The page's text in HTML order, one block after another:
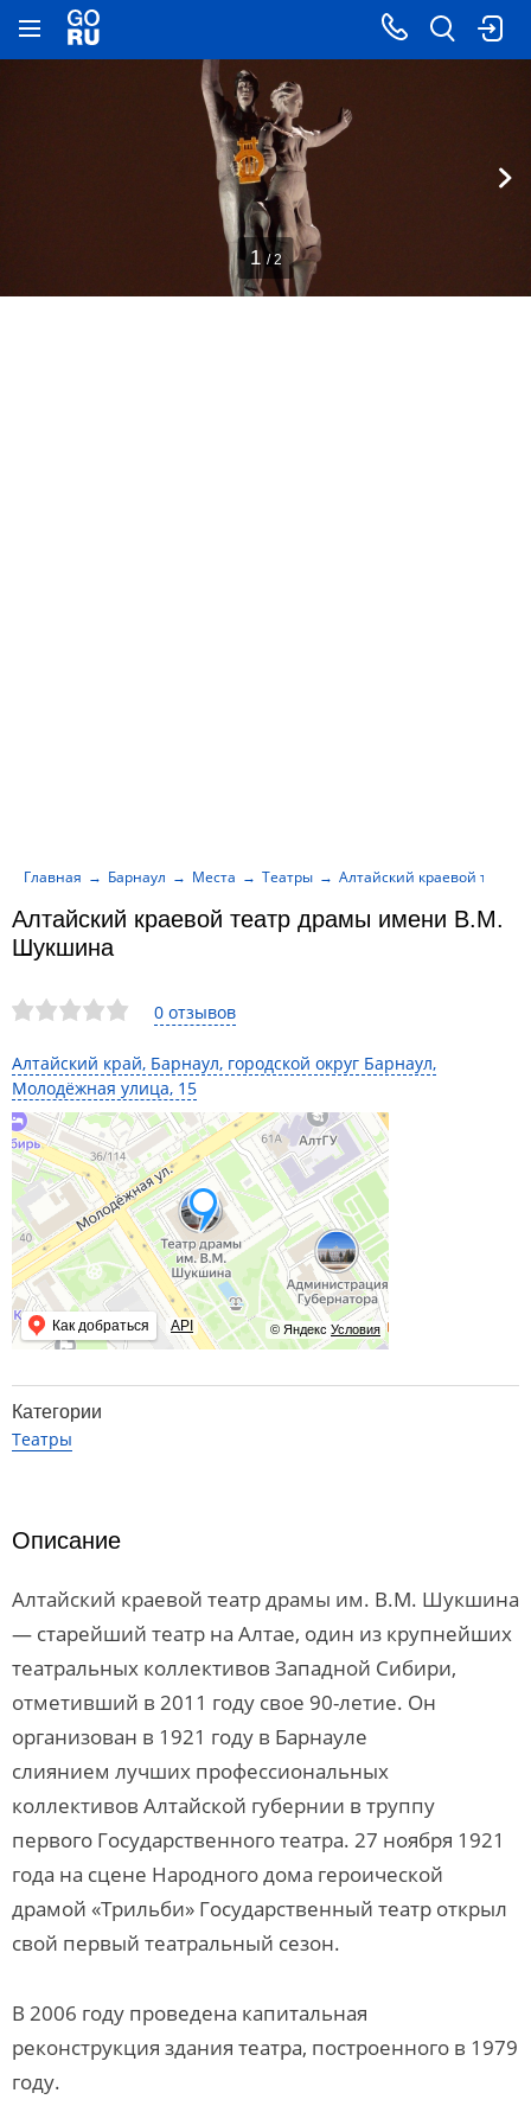
0 отзывов
Алтайский край, Барнаул, городской округ Барнаул,
Молодёжная улица, 15
© Яндекс Условия
Как добраться API
Алтайский краевой театр драмы имени В.М.
Шукшина
Главная Барнаул Места Театры Алтайский краевой
1 / 2
Категории
Театры
Описание
Алтайский краевой театр драмы им. В.М. Шукшина
— старейший театр на Алтае, один из крупнейших
театральных коллективов Западной Сибири,
отметивший в 2011 году свое 90-летие. Он
организован в 1921 году в Барнауле
слиянием лучших профессиональных
коллективов Алтайской губернии в труппу
первого Государственного театра. 27 ноября 1921
года на сцене Народного дома героической
драмой «Трильби» Государственный театр открыл
свой первый театральный сезон.
В 2006 году проведена капитальная
реконструкция здания театра, построенного в 1979
году.